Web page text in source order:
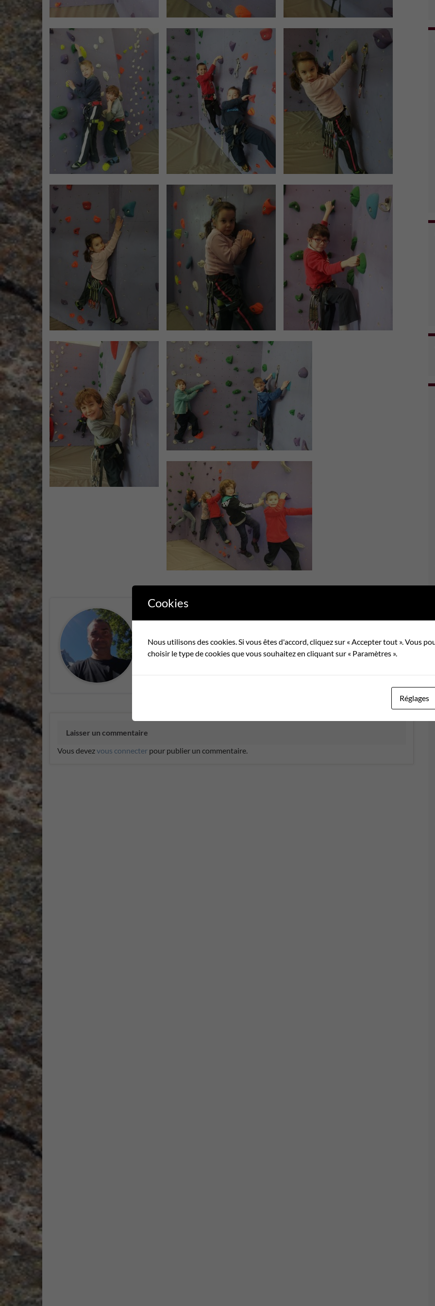
Laisser un commentaire
Vous devezvous connecter pour publier un commentaire.
Cookies
Nous utilisons des cookies. Si vous êtes d'accord, cliquez sur « Accepter tout ». Vous
choisir le type de cookies que vous souhaitez en cliquant sur « Paramètres ».
Réglages